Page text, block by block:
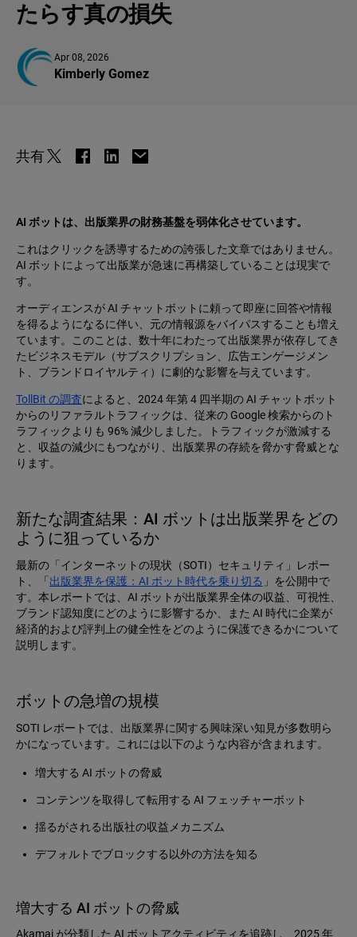
たらす真の損失
Apr 08, 2026
Kimberly Gomez
共有
AI ボットは、出版業界の財務基盤を弱体化させています。
これはクリックを誘導するための誇張した文章ではありません。
AI ボットによって出版業が急速に再構築していることは現実で
す。
オーディエンスが AI チャットボットに頼って即座に回答や情報
を得るようになるに伴い、元の情報源をバイパスすることも増え
ています。このことは、数十年にわたって出版業界が依存してき
たビジネスモデル（サブスクリプション、広告エンゲージメン
ト、ブランドロイヤルティ）に劇的な影響を与えています。
TollBit の調査によると、2024 年第 4 四半期の AI チャットボット
からのリファラルトラフィックは、従来の Google 検索からのト
ラフィックよりも 96% 減少しました。トラフィックが激減する
と、収益の減少にもつながり、出版業界の存続を脅かす脅威とな
ります。
新たな調査結果：AI ボットは出版業界をどの
ように狙っているか
最新の「インターネットの現状（SOTI）セキュリティ」レポー
ト、「 出版業界を保護：AI ボット時代を乗り切る 」を公開中で
す。本レポートでは、AI ボットが出版業界全体の収益、可視性、
ブランド認知度にどのように影響するか、また AI 時代に企業が
経済的および評判上の健全性をどのように保護できるかについて
説明します。
ボットの急増の規模
SOTI レポートでは、出版業界に関する興味深い知見が多数明ら
かになっています。これには以下のような内容が含まれます。
増大する AI ボットの脅威
コンテンツを取得して転用する AI フェッチャーボット
揺るがされる出版社の収益メカニズム
デフォルトでブロックする以外の方法を知る
増大する AI ボットの脅威
Akamai が分類した AI ボットアクティビティを追跡し、2025 年